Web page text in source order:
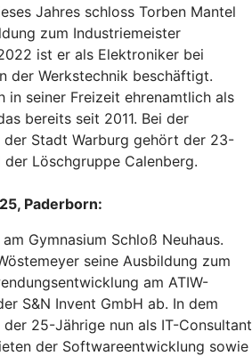
Jahres schloss Torben Mantel
zum Industriemeister
ist er als Elektroniker bei
der Werkstechnik beschäftigt.
in seiner Freizeit ehrenamtlich als
bereits seit 2011. Bei der
der Stadt Warburg gehört der 23-
Löschgruppe Calenberg.
Paderborn:
Gymnasium Schloß Neuhaus.
seine Ausbildung zum
am ATIW-
S&N Invent GmbH ab. In dem
25-Jährige nun als IT-Consultant
der Softwareentwicklung sowie